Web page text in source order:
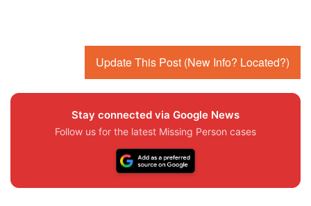
Update This Post (New Info? Located?)
Stay connected via Google News
Follow us for the latest Missing Person cases